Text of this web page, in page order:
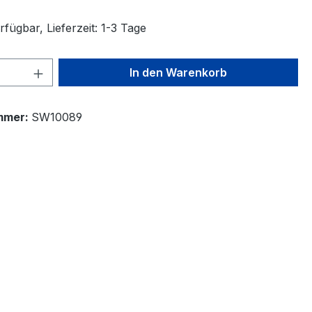
Lieferzeit: 1-3 Tage
Anzahl: Gib den gewünschten Wert
In den Warenkorb
SW10089